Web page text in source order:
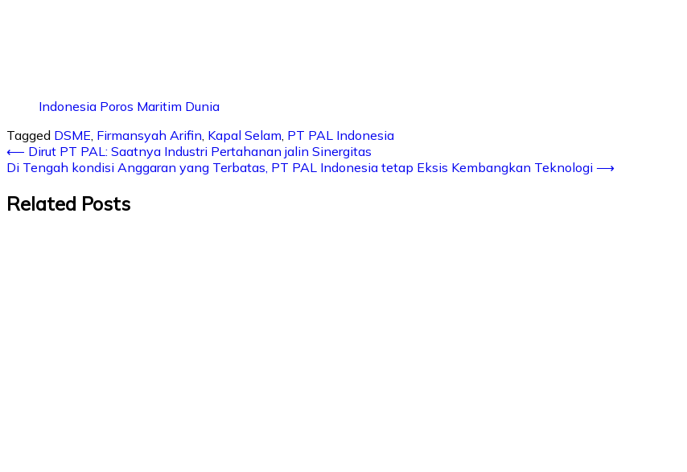
Indonesia Poros Maritim Dunia
Tagged DSME, Firmansyah Arifin, Kapal Selam, PT PAL Indonesia
⟵ Dirut PT PAL: Saatnya Industri Pertahanan jalin Sinergitas
Di Tengah kondisi Anggaran yang Terbatas, PT PAL Indonesia tetap Eksis Kembangkan Teknologi ⟶
Related Posts